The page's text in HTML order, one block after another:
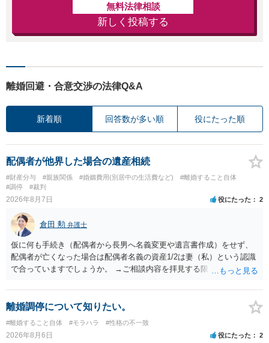
無料法律相談
新しく投稿する
離婚回避・合意交渉の法律Q&A
新着順 回答数が多い順 役にたった順
配偶者が他界した場合の遺産相続
#財産分与 #親族関係 #婚姻費用(別居中の生活費など)
#離婚すること自体
#調停
#裁判
2026年8月7日 役にたった 2
倉田 勲 弁護士
仮に何も手続き（配偶者から長男へ名義変更や遺言書作成）をせず、
配偶者が亡くなった場合は配偶者名義の資産1/2は妻（私）という認識
で合っていますでしょうか。 →ご相談内容を拝見する限りでは、その
完全に所有する場合は、他の相続人に対して自宅の評価額の１/２の代
償金の支払いが必要になります。
離婚調停について知りたい。
#離婚すること自体 #モラハラ #性格の不一致
2026年8月6日 役にたった 2